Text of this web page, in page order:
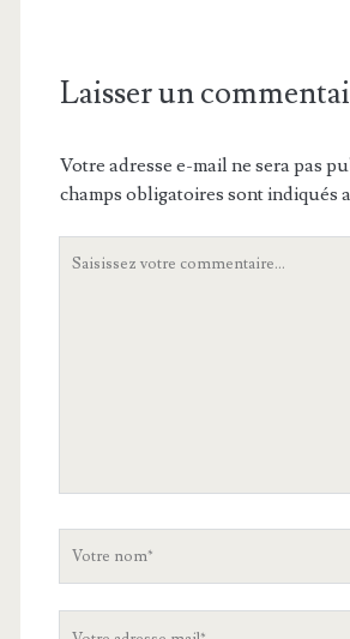
Laisser un
Votre adresse e-mail ne sera pas
champs obligatoires sont indiqués